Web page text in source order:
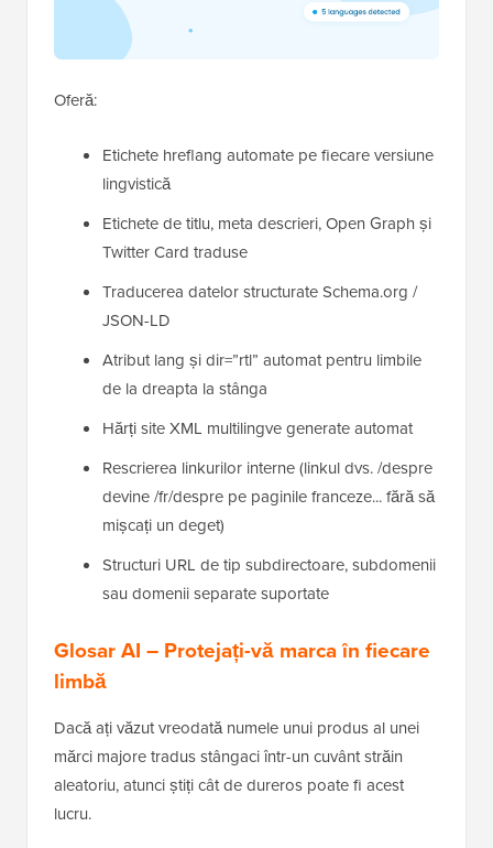
Oferă:
Etichete hreflang automate pe fiecare versiune
lingvistică
Etichete de titlu, meta descrieri, Open Graph și
Twitter Card traduse
Traducerea datelor structurate Schema.org /
JSON-LD
Atribut lang și dir=”rtl” automat pentru limbile
de la dreapta la stânga
Hărți site XML multilingve generate automat
Rescrierea linkurilor interne (linkul dvs. /despre
devine /fr/despre pe paginile franceze... fără să
mișcați un deget)
Structuri URL de tip subdirectoare, subdomenii
sau domenii separate suportate
Glosar AI – Protejați-vă marca în fiecare
limbă
Dacă ați văzut vreodată numele unui produs al unei
mărci majore tradus stângaci într-un cuvânt străin
aleatoriu, atunci știți cât de dureros poate fi acest
lucru.